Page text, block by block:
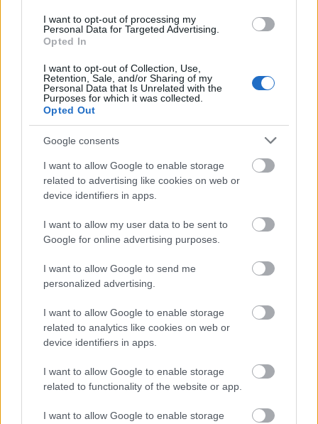
I want to opt-out of processing my
Personal Data for Targeted Advertising.
Opted In
I want to opt-out of Collection, Use,
Retention, Sale, and/or Sharing of my
Personal Data that Is Unrelated with the
Purposes for which it was collected.
Opted Out
Google consents
I want to allow Google to enable storage
related to advertising like cookies on web or
device identifiers in apps.
I want to allow my user data to be sent to
Google for online advertising purposes.
I want to allow Google to send me
personalized advertising.
I want to allow Google to enable storage
related to analytics like cookies on web or
device identifiers in apps.
I want to allow Google to enable storage
related to functionality of the website or app.
I want to allow Google to enable storage
Mickey Knox
15 éve
A Walking Dead S2-be is beférnének.
nathalie
15 éve
Mintha nyál lenne a fejükön és a testükön. Milyen
promo fotókat nem nagyon láttam még.
albino combino
talán 2-re mondanám, hogy barátnőnek elmenne. A
többi még egy patront is erős alkoholos
Ezek lesznek a topmodellek?